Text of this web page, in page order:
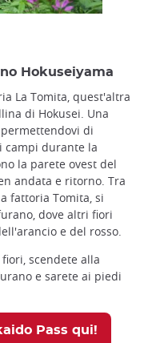
Hokuseiyama
La Tomita, quest'altra
di Hokusei. Una
di
campi durante la
la parete ovest del
andata e ritorno. Tra
fattoria Tomita, si
dove altri fiori
e del rosso.
scendete alla
e sarete ai piedi
Pass qui!